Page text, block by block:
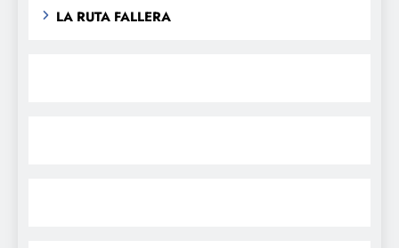
LA RUTA FALLERA